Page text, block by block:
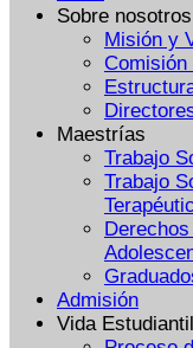
Sobre nosotros
Misión y
Comisión
Maestrías
Trabajo
Trabajo
Admisión
Vida Estudiantil